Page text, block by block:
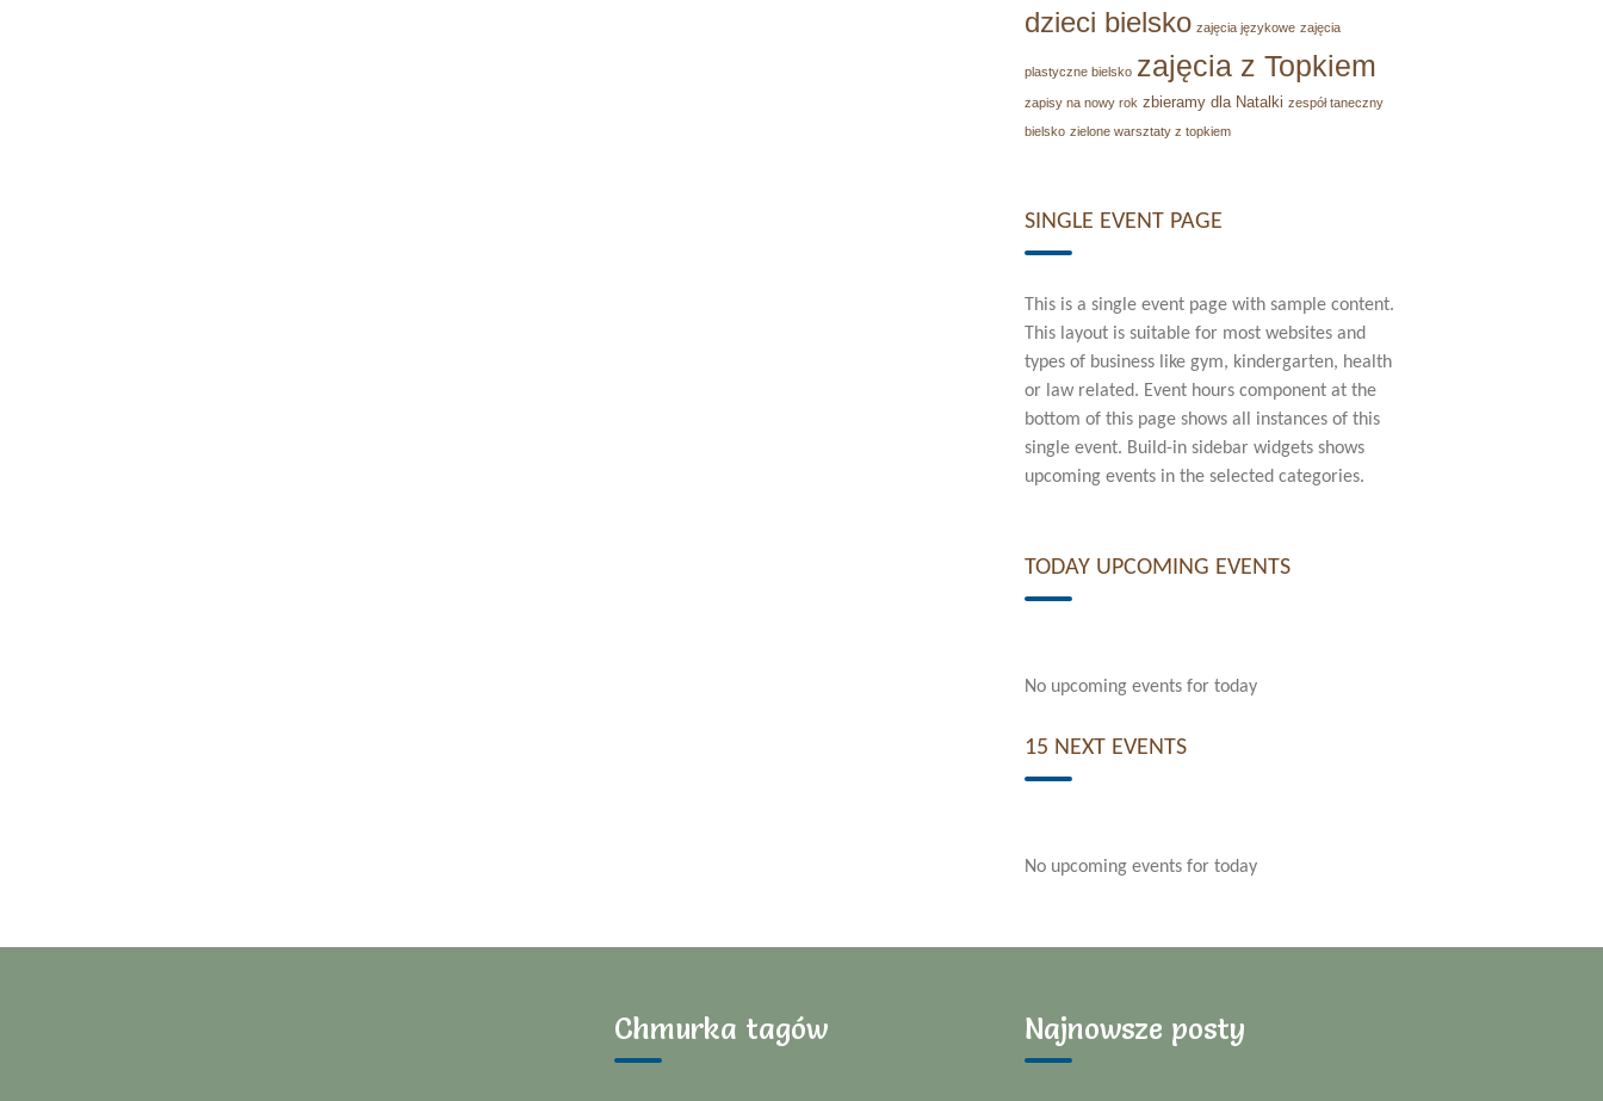
dzieci bielsko zajęcia językowe zajęcia
plastyczne bielsko zajęcia z Topkiem
zapisy na nowy rok zbieramy dla Natalki zespół taneczny
bielsko zielone warsztaty z topkiem
SINGLE EVENT PAGE
This is a single event page with sample content.
This layout is suitable for most websites and
types of business like gym, kindergarten, health
or law related. Event hours component at the
bottom of this page shows all instances of this
single event. Build-in sidebar widgets shows
upcoming events in the selected categories.
TODAY UPCOMING EVENTS
No upcoming events for today
15 NEXT EVENTS
No upcoming events for today
Chmurka tagów Najnowsze posty